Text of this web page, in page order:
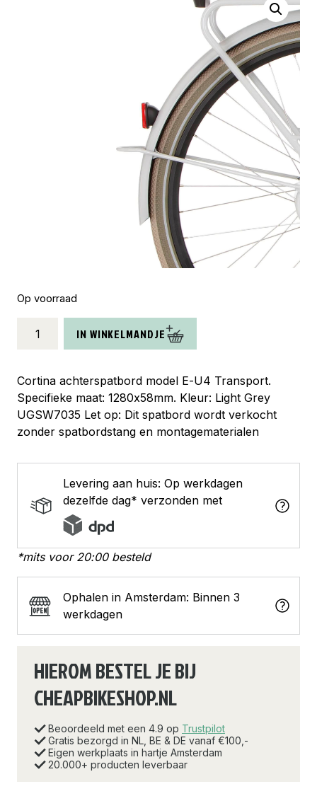
Op voorraad
spatbord
28
E-
U4
light
aantal
IN WINKELMANDJE
Cortina achterspatbord model E-U4 Transport.
Specifieke maat: 1280x58mm. Kleur: Light Grey
UGSW7035 Let op: Dit spatbord wordt verkocht
zonder spatbordstang en montagematerialen
Levering aan huis: Op werkdagen
dezelfde dag* verzonden met
*mits voor 20:00 besteld
Ophalen in Amsterdam: Binnen 3
werkdagen
HIEROM BESTEL JE BIJ
CHEAPBIKESHOP.NL
Beoordeeld met een 4.9 op Trustpilot
Gratis bezorgd in NL, BE & DE vanaf €100,-
Eigen werkplaats in hartje Amsterdam
20.000+ producten leverbaar